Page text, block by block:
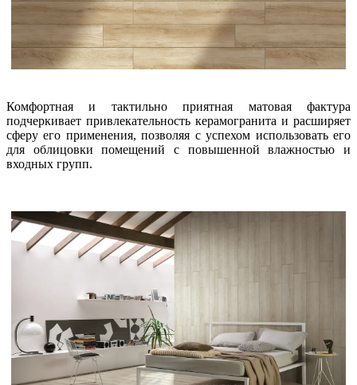
Комфортная и тактильно приятная матовая фактура
подчеркивает привлекательность керамогранита и расширяет
сферу его применения, позволяя с успехом использовать его
для облицовки помещений с повышенной влажностью и
входных групп.